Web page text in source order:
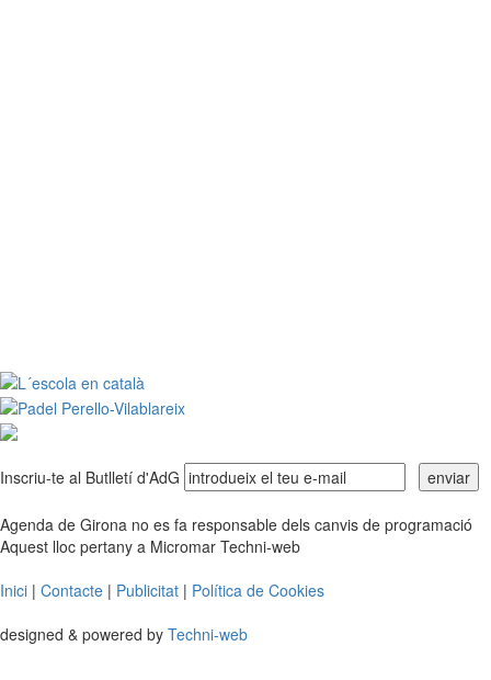
Inscriu-te al Butlletí d'AdG
Agenda de Girona no es fa responsable dels canvis de programació
Aquest lloc pertany a Micromar Techni-web
Inici | Contacte | Publicitat | Política de Cookies
designed & powered by Techni-web